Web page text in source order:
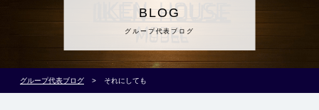
BLOG
グループ代表ブログ
グループ代表ブログ > それにしても